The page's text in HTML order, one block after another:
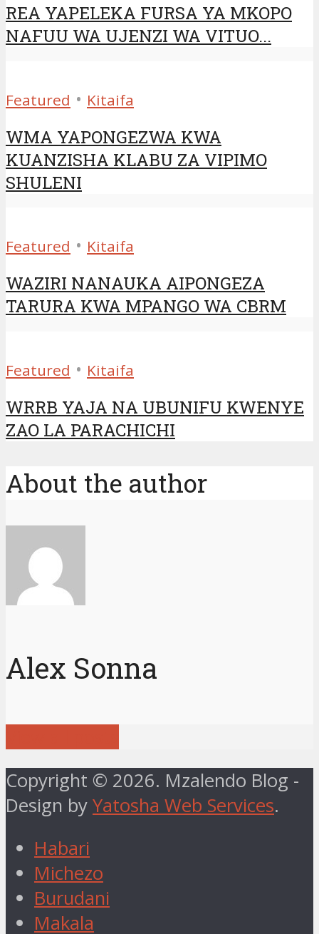
REA YAPELEKA FURSA YA MKOPO
NAFUU WA UJENZI WA VITUO...
Featured • Kitaifa
WMA YAPONGEZWA KWA
KUANZISHA KLABU ZA VIPIMO
SHULENI
Featured • Kitaifa
WAZIRI NANAUKA AIPONGEZA
TARURA KWA MPANGO WA CBRM
Featured • Kitaifa
WRRB YAJA NA UBUNIFU KWENYE
ZAO LA PARACHICHI
About the author
Alex Sonna
Copyright © 2026. Mzalendo Blog -
Design by Yatosha Web Services.
Habari
Michezo
Burudani
Makala